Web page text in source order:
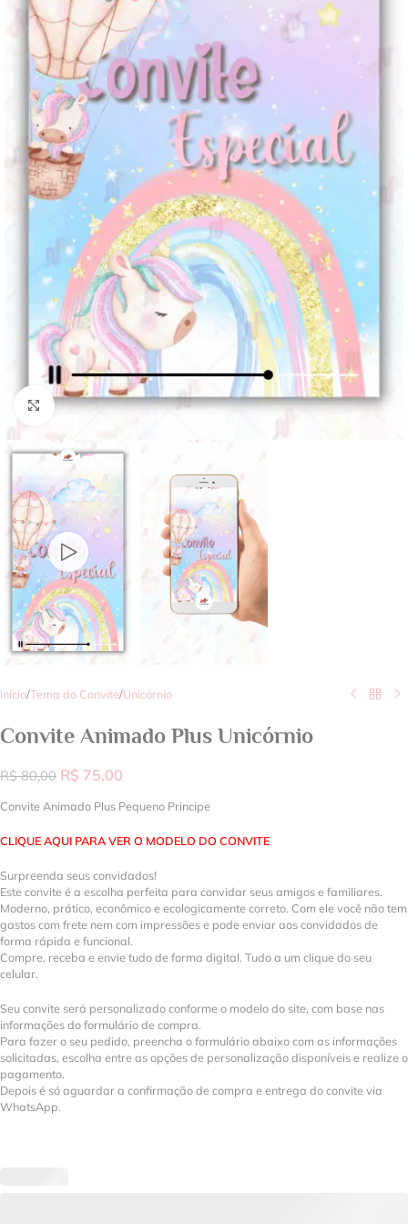
Clique para ampliar
Início/Tema do Convite/Unicórnio
Convite Animado Plus Unicórnio
R$80,00 R$ 75,00
Convite Animado Plus Pequeno Principe
CLIQUE AQUI PARA VER O MODELO DO CONVITE
Surpreenda seus convidados!
Este convite é a escolha perfeita para convidar seus amigos e familiares.
Moderno, prático, econômico e ecologicamente correto. Com ele você não tem
gastos com frete nem com impressões e pode enviar aos convidados de
forma rápida e funcional.
Compre, receba e envie tudo de forma digital. Tudo a um clique do seu
celular.
Seu convite será personalizado conforme o modelo do site, com base nas
informações do formulário de compra.
Para fazer o seu pedido, preencha o formulário abaixo com as informações
solicitadas, escolha entre as opções de personalização disponíveis e realize o
pagamento.
Depois é só aguardar a confirmação de compra e entrega do convite via
WhatsApp.